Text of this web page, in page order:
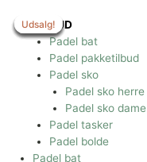
indholdet
TILBUD
Padel bat
Padel pakketilbud
Padel sko
Padel sko herre
Padel sko dame
Padel tasker
Padel bolde
Padel bat
Udsalg!
Udsalg!
Udsalg!
Udsalg!
Udsalg!
Udsalg!
Udsalg!